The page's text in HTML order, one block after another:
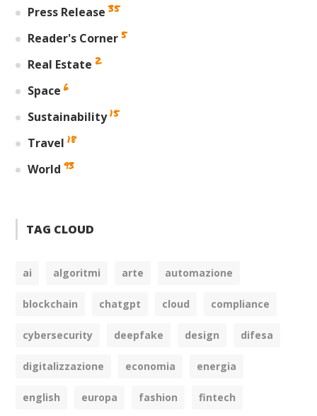
Press Release 35
Reader's Corner 5
Real Estate 2
Space 6
Sustainability 15
Travel 18
World 93
TAG CLOUD
ai algoritmi arte automazione
blockchain chatgpt cloud compliance
cybersecurity deepfake design difesa
digitalizzazione economia energia
english europa fashion fintech